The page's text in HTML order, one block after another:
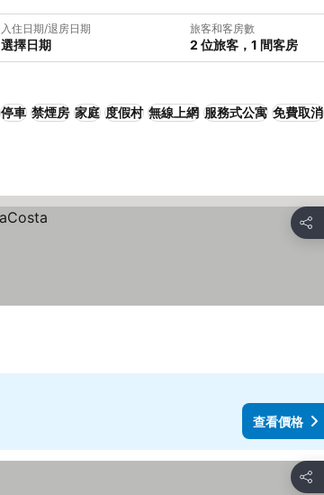
入住日期/退房日期
選擇日期
旅客和客房數
2 位旅客，1 間客房
停車 禁煙房 家庭 度假村 無線上網 服務式公寓 免費取消
分享
查看價格
分享